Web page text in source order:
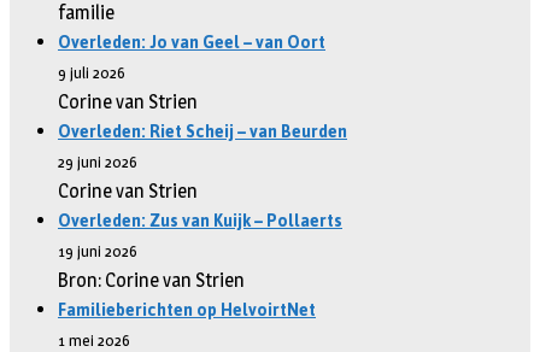
familie
Overleden: Jo van Geel – van Oort
9 juli 2026
Corine van Strien
Overleden: Riet Scheij – van Beurden
29 juni 2026
Corine van Strien
Overleden: Zus van Kuijk – Pollaerts
19 juni 2026
Bron: Corine van Strien
Familieberichten op HelvoirtNet
1 mei 2026